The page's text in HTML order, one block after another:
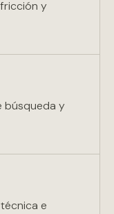
y
búsqueda y
e